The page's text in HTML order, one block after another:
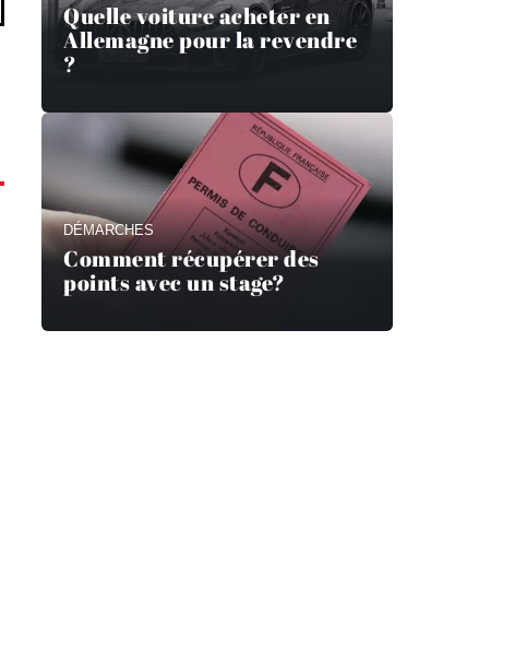
Quelle voiture acheter en
Allemagne pour la revendre
?
DÉMARCHES
Comment récupérer des
points avec un stage?